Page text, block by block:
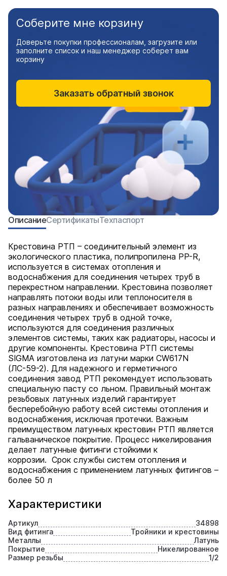
Характеристики
Артикул
34898
Вид фитинга
Тройники и крестовины
Металлы
Латунь
Покрытие
Никелированное
Размер резьбы
1/2
ОписаниеСертификатыТехпаспорт
Крестовина РТП – соединительный элемент из
экологического пластика, полипропилена PP-R,
используется в системах отопления и
водоснабжения для соединения четырех труб в
перекрестном направлении. Крестовина позволяет
направлять потоки воды или теплоносителя в
разных направлениях и обеспечивает возможность
соединения четырех труб в одной точке,
используются для соединения различных
элементов системы, таких как радиаторы, насосы и
другие компоненты. Крестовина РТП системы
SIGMA изготовлена из латуни марки CW617N
(ЛС-59-2). Для надежного и герметичного
соединения завод РТП рекомендует использовать
специальную пасту со льном. Правильный монтаж
резьбовых латунных изделий гарантирует
бесперебойную работу всей системы отопления и
водоснабжения, исключая протечки. Важным
преимуществом латунных крестовин РТП является
гальваническое покрытие. Процесс никелирования
делает латунные фитинги стойкими к
коррозии. Срок службы систем отопления и
водоснабжения с применением латунных фитингов –
более 50 л
Соберите мне корзину
Доверьте покупки профессионалам, загрузите или
заполните список и наш менеджер соберет вам
корзину
Заказать обратный звонок